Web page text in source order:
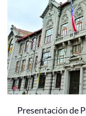
Presentación de